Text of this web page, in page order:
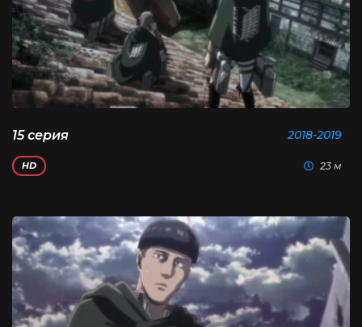
15 серия 2018-2019
HD 23 м